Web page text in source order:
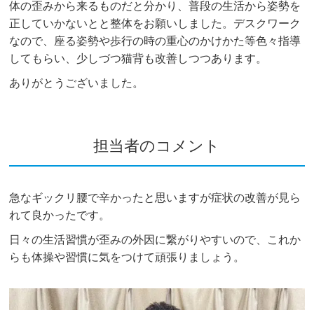
体の歪みから来るものだと分かり、普段の生活から姿勢を
正していかないとと整体をお願いしました。デスクワーク
なので、座る姿勢や歩行の時の重心のかけかた等色々指導
してもらい、少しづつ猫背も改善しつつあります。
ありがとうございました。
担当者のコメント
急なギックリ腰で辛かったと思いますが症状の改善が見ら
れて良かったです。
日々の生活習慣が歪みの外因に繋がりやすいので、これか
らも体操や習慣に気をつけて頑張りましょう。